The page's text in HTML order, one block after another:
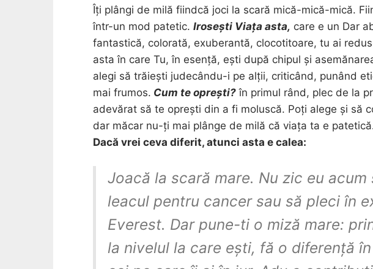
Îți plângi de milă fiindcă joci la scară mică-mică-mică.
într-un mod patetic. Irosești Viața asta, care e un Dar
fantastică, colorată, exuberantă, clocotitoare, tu ai
asta în care Tu, în esență, ești după chipul și
alegi să trăiești judecându-i pe alții, criticând, punând
mai frumos. Cum te oprești? în primul rând, plec de la
adevărat să te oprești din a fi moluscă. Poți alege și să
dar măcar nu-ți mai plânge de milă că viața ta e
Dacă vrei ceva diferit, atunci asta e calea:
Joacă la scară mare. Nu zic eu
leacul pentru cancer sau să pleci în
Everest. Dar pune-ti o miză mare:
la nivelul la care ești, fă o diferență